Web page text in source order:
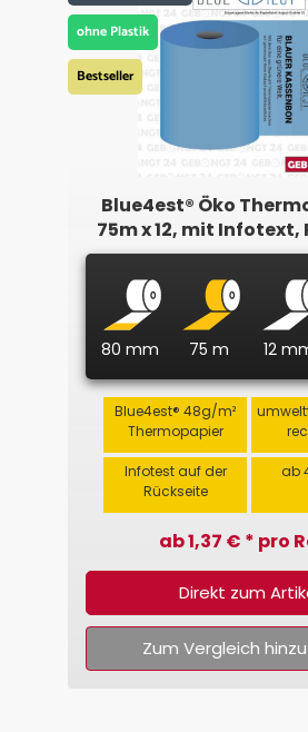
ohne Plastik
Bestseller
Blue4est® Öko
75m x 12, mit
80 mm 75 m 12
Blue4est® 48g/m²
Thermopapier
Infotest auf der
Rückseite
ab
ab 1,37 € * pro
Direkt zum
Zum Vergleich